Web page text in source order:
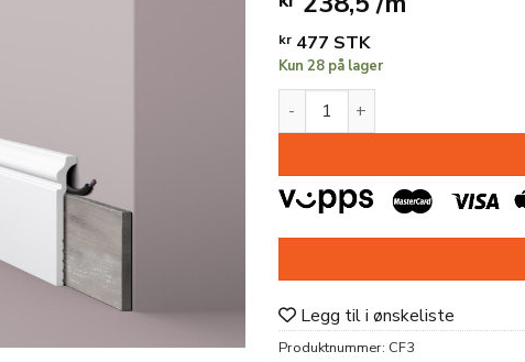
kr 477 STK
Kun 28 på lager
KABELLIST CF3 HDPS
Legg til i ønskeliste
Produktnummer: CF3